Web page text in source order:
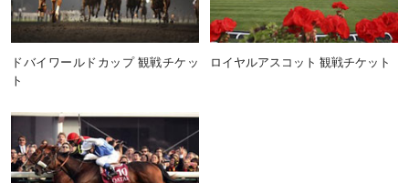
ドバイワールドカップ 観戦チケッ
ト
ロイヤルアスコット 観戦チケット